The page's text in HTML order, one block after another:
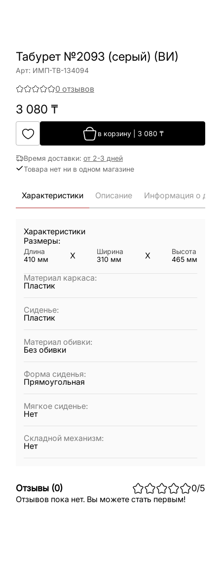
Табурет №2093 (серый) (ВИ)
Арт: ИМП-ТВ-134094
0 отзывов
3 080 ₸
в корзину| 3 080 ₸
Время доставки: от 2-3 дней
Товара нет ни в одном магазине
Характеристики Описание Информация о
Характеристики
Размеры:
Длина
410 мм X
Ширина
310 мм X
Высота
465 мм
Материал каркаса:
Пластик
Сиденье:
Пластик
Материал обивки:
Без обивки
Форма сиденья:
Прямоугольная
Мягкое сиденье:
Нет
Складной механизм:
Нет
Отзывы (0) 0/5
Отзывов пока нет. Вы можете стать первым!